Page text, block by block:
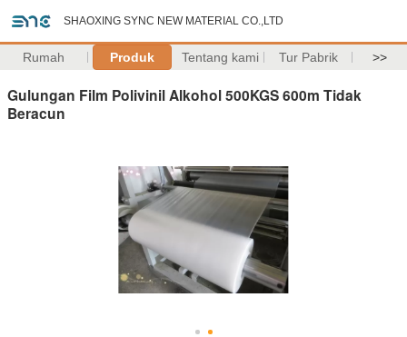
SHAOXING SYNC NEW MATERIAL CO.,LTD
Rumah Produk Tentang kami Tur Pabrik >>
Gulungan Film Polivinil Alkohol 500KGS 600m Tidak
Beracun